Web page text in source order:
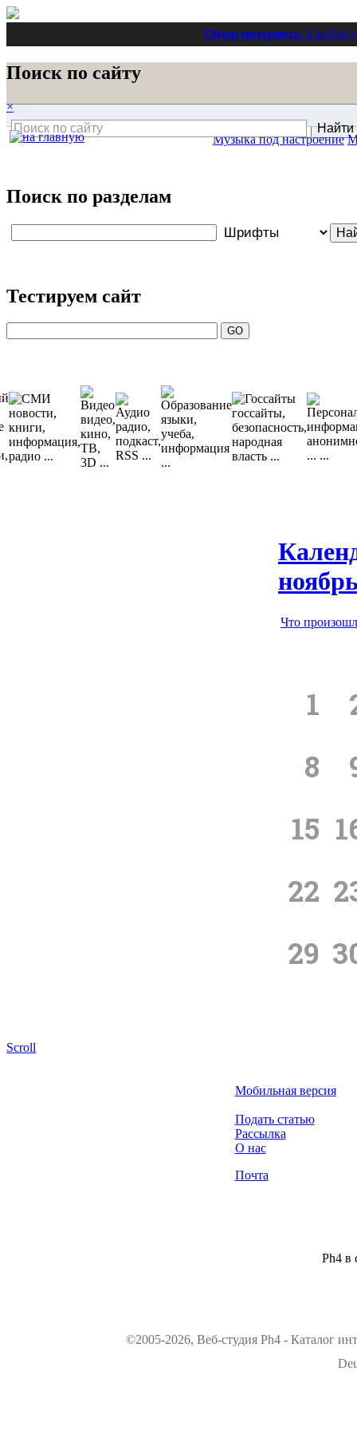
Обзор интернета- LiteВеб-
Поиск по сайту
×
Поиск по разделам
Тестируем сайт
Музыка под настроение
Что
1
8
15
22
29
Scroll
Мобильная версия
Подать статью
Рассылка
О нас
Почта
Ph4 в
©2005-2026, Веб-студия Ph4 - Каталог